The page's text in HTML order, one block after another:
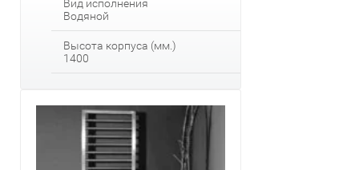
Вид исполнения
Водяной
Высота корпуса (мм.)
1400